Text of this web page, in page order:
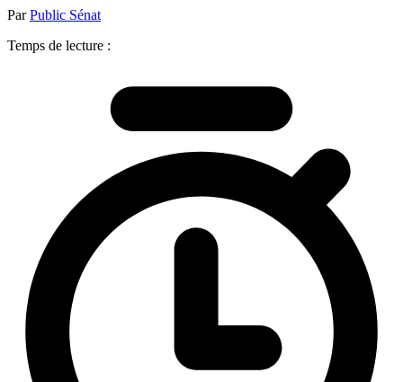
ParPublic Sénat
Temps de lecture :